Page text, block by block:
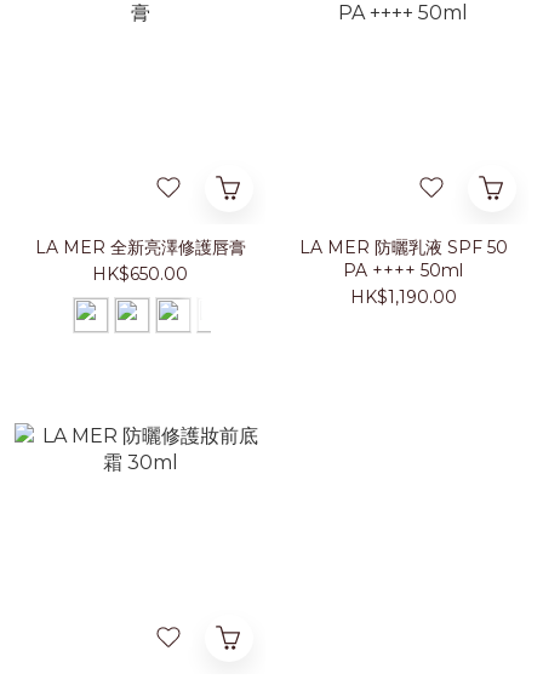
LA MER 全新亮澤修護唇膏
HK$650.00
LA MER 防曬乳液 SPF 50
PA ++++ 50ml
HK$1,190.00